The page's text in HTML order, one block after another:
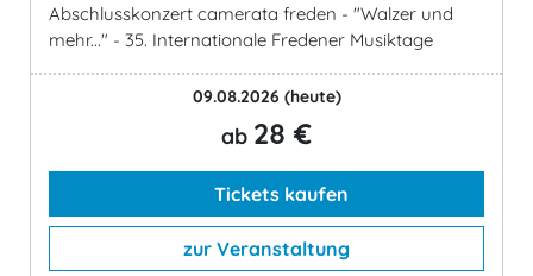
Abschlusskonzert camerata freden - "Walzer und
mehr..." - 35. Internationale Fredener Musiktage
09.08.2026 (heute)
ab 28 €
Tickets kaufen
zur Veranstaltung